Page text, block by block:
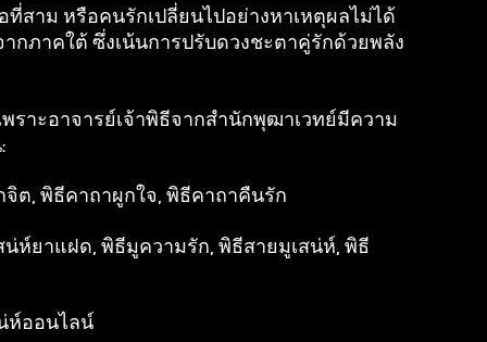
สาม หรือคนรักเปลี่ยนไปอย่างหาเหตุผลไม่ได้
ภาคใต้ ซึ่งเน้นการปรับดวงชะตาคู่รักด้วยพลัง
าะอาจารย์เจ้าพิธีจากสำนักพุฒาเวทย์มีความ
ต, พิธีคาถาผูกใจ, พิธีคาถาคืนรัก
ห์ยาแฝด, พิธีมูความรัก, พิธีสายมูเสน่ห์, พิธี
ห์ออนไลน์